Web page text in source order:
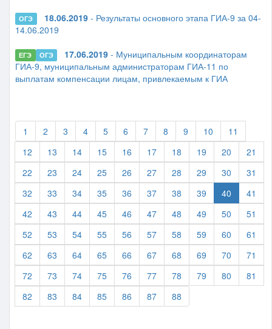
ОГЭ 18.06.2019- Результаты основного этапа ГИА-9 за 04-
14.06.2019
ЕГЭ ОГЭ 17.06.2019 - Муниципальным координаторам
ГИА-9, муниципальным администраторам ГИА-11 по
выплатам компенсации лицам, привлекаемым к ГИА
1 2 3 4 5 6 7 8 9 10
11
12
13 14 15 16 17 18 19 20
21
22
23 24 25 26 27 28 29 30
31
32
33 34 35 36 37 38 39 40
41
42
43 44 45 46 47 48 49 50
51
52
53 54 55 56 57 58 59 60
61
62
63 64 65 66 67 68 69 70
71
72
73 74 75 76 77 78 79 80
81
82
83 84 85 86 87 88